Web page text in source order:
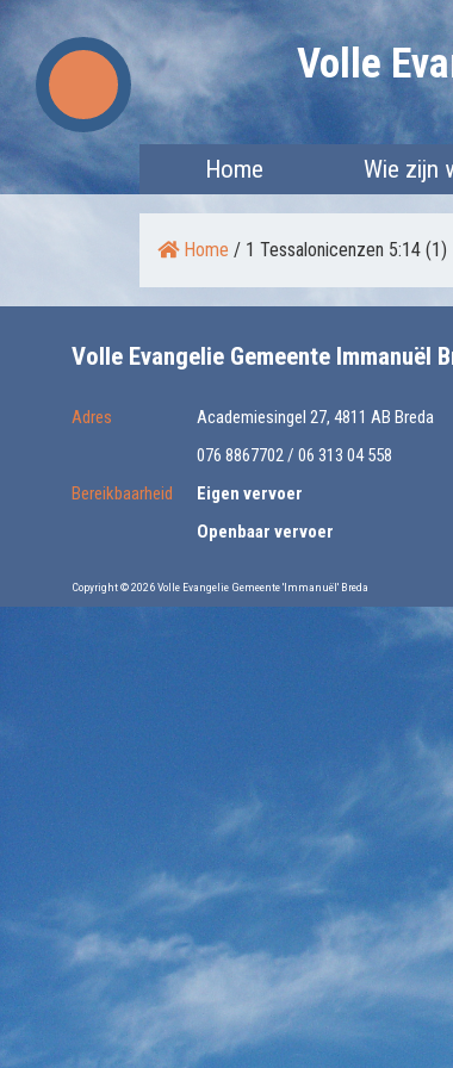
Skip
to
content
Volle
Home Wie zijn
Home / 1 Tessalonicenzen 5:14 (1)
Volle Evangelie Gemeente Immanuël
Adres
Academiesingel 27, 4811 AB Breda
076 8867702 / 06 313 04 558
Bereikbaarheid
Eigen vervoer
Openbaar vervoer
Copyright © 2026 Volle Evangelie Gemeente 'Immanuël' Breda